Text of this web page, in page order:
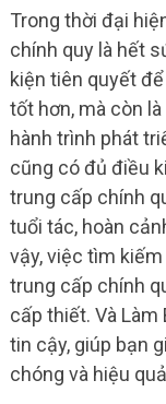
Trong thời đại
chính quy là hết
kiện tiên quyết
tốt hơn, mà còn
hành trình phát
cũng có đủ điều
trung cấp chính
tuổi tác, hoàn
vậy, việc tìm
trung cấp chính
cấp thiết. Và Làm
tin cậy, giúp bạn
chóng và hiệu